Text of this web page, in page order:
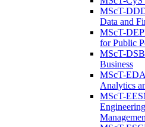
MScT-
Data and
MScT-
for Public
MScT-
Business
MScT-
Analytics
MScT-